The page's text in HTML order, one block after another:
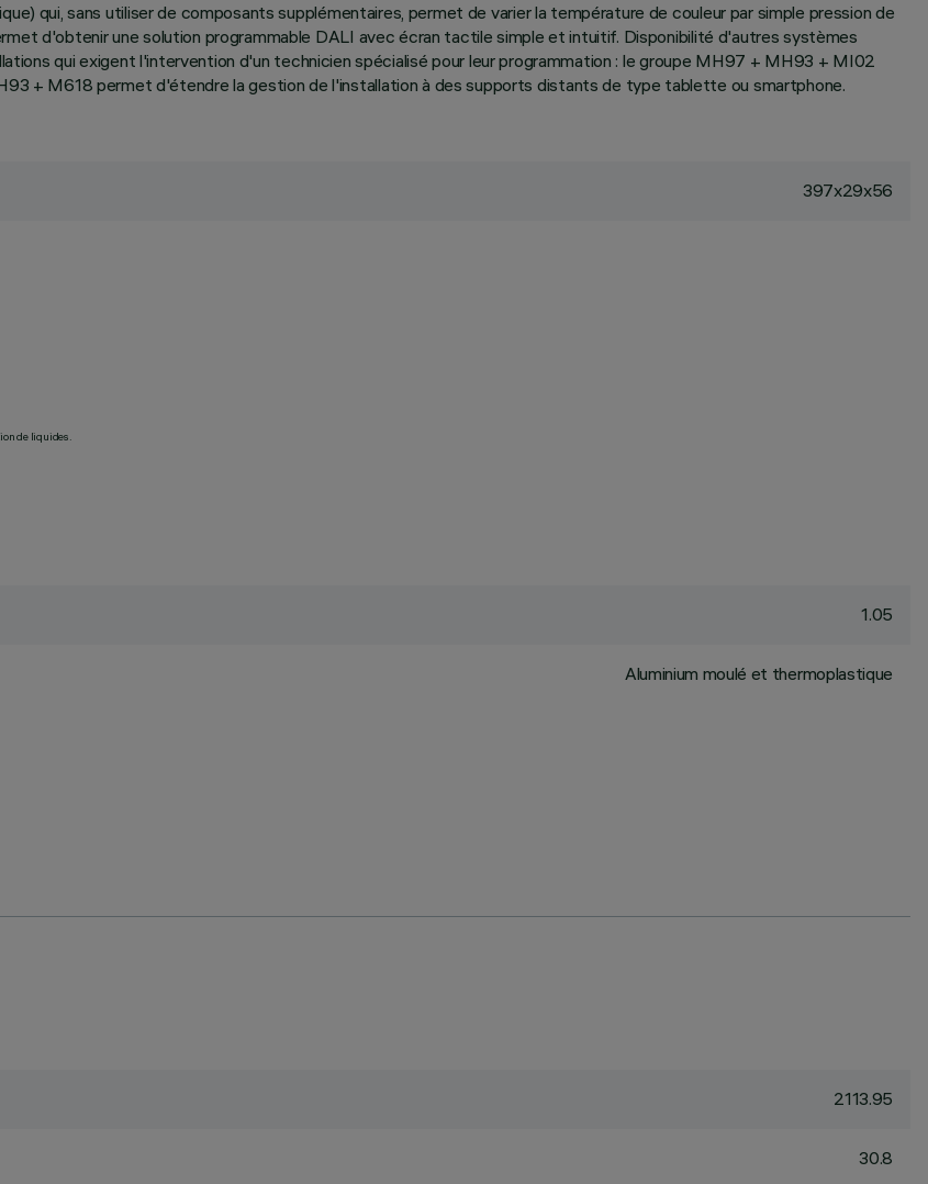
qui, sans utiliser de composants supplémentaires, permet de varier la température de couleur par simple pression de
d'obtenir une solution programmable DALI avec écran tactile simple et intuitif. Disponibilité d'autres systèmes
qui exigent l'intervention d'un technicien spécialisé pour leur programmation : le groupe MH97 + MH93 + MI02
+ M618 permet d'étendre la gestion de l'installation à des supports distants de type tablette ou smartphone.
397x29x56
de liquides.
1.05
Aluminium moulé et thermoplastique
2113.95
30.8